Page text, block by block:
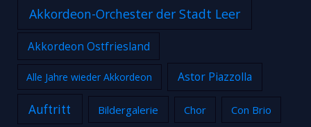
Akkordeon-Orchester der Stadt Leer
Akkordeon Ostfriesland
Alle Jahre wieder Akkordeon Astor Piazzolla
Auftritt Bildergalerie Chor Con Brio